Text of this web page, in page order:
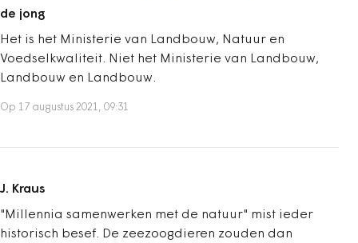
de jong
Het is het Ministerie van Landbouw, Natuur en
Voedselkwaliteit. Niet het Ministerie van Landbouw,
Landbouw en Landbouw.
Op 17 augustus 2021, 09:31
J. Kraus
"Millennia samenwerken met de natuur" mist ieder
historisch besef. De zeezoogdieren zouden dan